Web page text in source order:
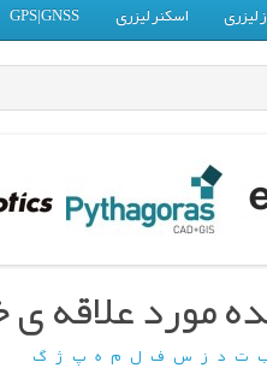
لیزری اسکنر لیزری GPS|GNSS
مورد علاقه ی
ت د ز س ف ل م ه پ ژ گ